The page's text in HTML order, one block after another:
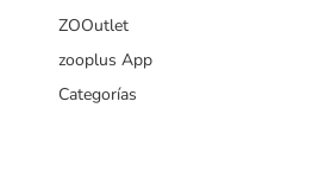
ZOOutlet
zooplus App
Categorías